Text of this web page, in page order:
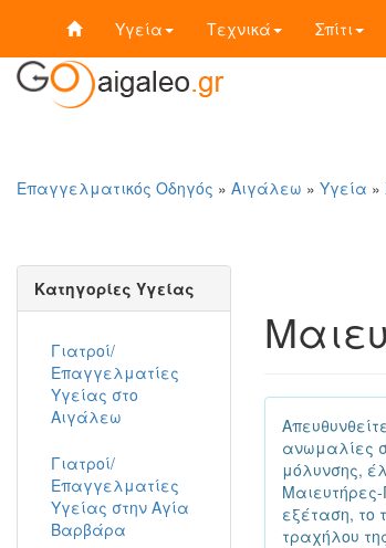
Υγεία Τεχνικά Σπίτι
Επαγγελματικός Οδηγός » Αιγάλεω » Υγεία »
ανωμαλίες
μόλυνσης,
εξέταση, το
τραχήλου
Κατηγορίες Υγείας
Γιατροί/
Επαγγελματίες
Υγείας στο
Αιγάλεω
Γιατροί/
Επαγγελματίες
Υγείας στην Αγία
Βαρβάρα